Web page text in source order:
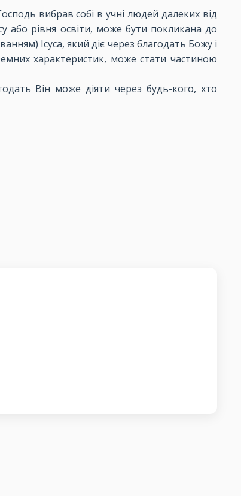
вибрав собі в учні людей далеких від
або рівня освіти, може бути покликана до
Ісуса, який діє через благодать Божу і
характеристик, може стати частиною
Він може діяти через будь-кого, хто